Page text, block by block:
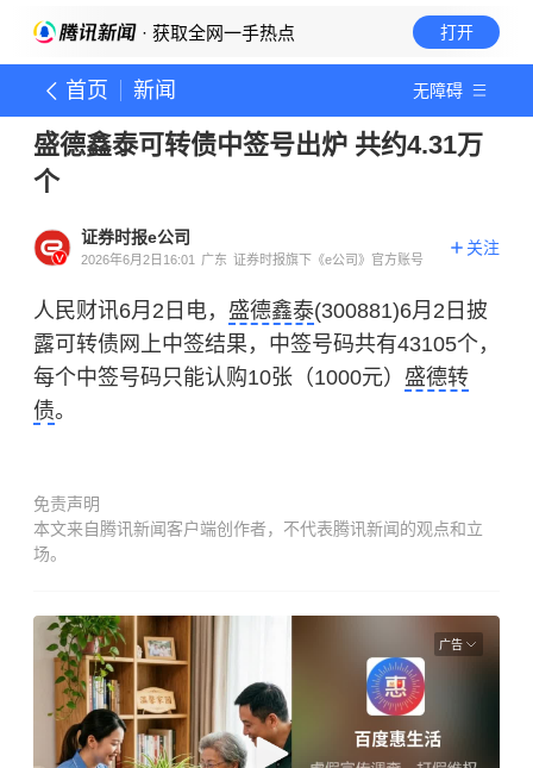
· 获取全网一手热点 打开
首页 新闻 无障碍
盛德鑫泰可转债中签号出炉 共约4.31万
个
证券时报e公司
2026年6月2日16:01 广东 证券时报旗下《e公司》官方账号
关注
人民财讯6月2日电， 盛德鑫泰(300881)6月2日披
露可转债网上中签结果，中签号码共有43105个，
每个中签号码只能认购10张（1000元） 盛德转
债。
免责声明
本文来自腾讯新闻客户端创作者，不代表腾讯新闻的观点和立
场。
广告